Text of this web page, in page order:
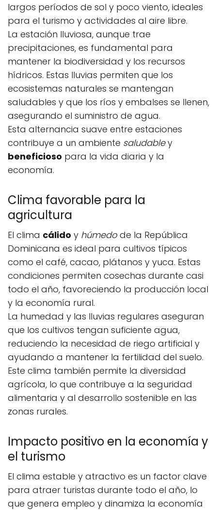
largos períodos de sol y poco viento, ideales
para el turismo y actividades al aire libre.
La estación lluviosa, aunque trae
precipitaciones, es fundamental para
mantener la biodiversidad y los recursos
hídricos. Estas lluvias permiten que los
ecosistemas naturales se mantengan
saludables y que los ríos y embalses se llenen,
asegurando el suministro de agua.
Esta alternancia suave entre estaciones
contribuye a un ambiente saludabley
beneficioso para la vida diaria y la
economía.
Clima favorable para la
agricultura
El clima cálido y húmedo de la República
Dominicana es ideal para cultivos típicos
como el café, cacao, plátanos y yuca. Estas
condiciones permiten cosechas durante casi
todo el año, favoreciendo la producción local
y la economía rural.
La humedad y las lluvias regulares aseguran
que los cultivos tengan suficiente agua,
reduciendo la necesidad de riego artificial y
ayudando a mantener la fertilidad del suelo.
Este clima también permite la diversidad
agrícola, lo que contribuye a la seguridad
alimentaria y al desarrollo sostenible en las
zonas rurales.
Impacto positivo en la economía y
el turismo
El clima estable y atractivo es un factor clave
para atraer turistas durante todo el año, lo
que genera empleo y dinamiza la economía